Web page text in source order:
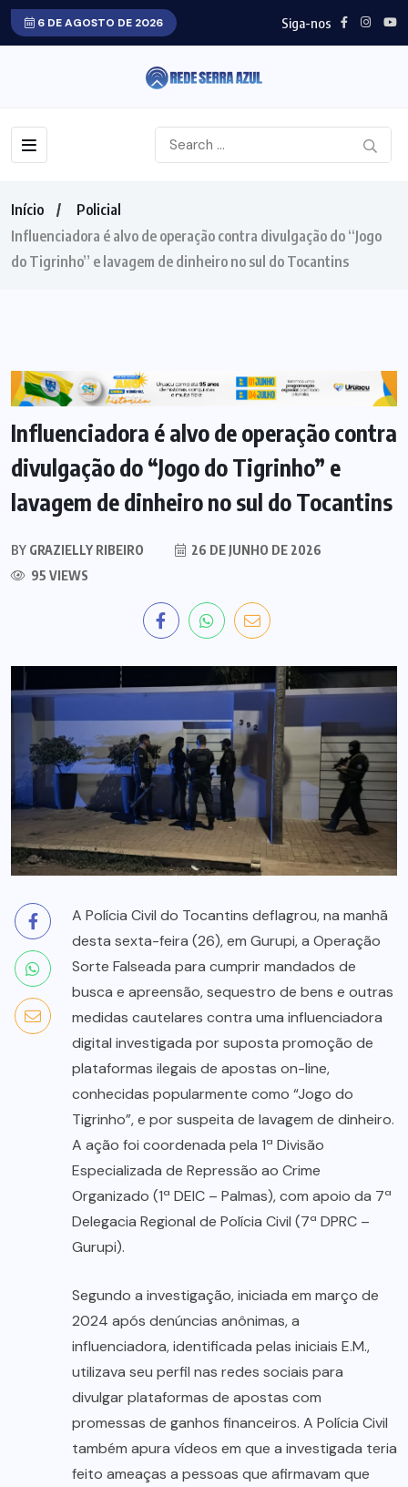
6 DE AGOSTO DE 2026 Siga-nos
Início
Policial
Influenciadora é alvo de operação contra divulgação do “Jogo
do Tigrinho” e lavagem de dinheiro no sul do Tocantins
POLICIAL INVESTIGAÇÃO SUL DO TOCANTINS
Influenciadora é alvo de operação contra
divulgação do “Jogo do Tigrinho” e
lavagem de dinheiro no sul do Tocantins
BY GRAZIELLY RIBEIRO
26 DE JUNHO DE 2026
95 VIEWS
A Polícia Civil do Tocantins deflagrou, na manhã
desta sexta-feira (26), em Gurupi, a Operação
Sorte Falseada para cumprir mandados de
busca e apreensão, sequestro de bens e outras
medidas cautelares contra uma influenciadora
digital investigada por suposta promoção de
plataformas ilegais de apostas on-line,
conhecidas popularmente como “Jogo do
Tigrinho”, e por suspeita de lavagem de dinheiro.
A ação foi coordenada pela 1ª Divisão
Especializada de Repressão ao Crime
Organizado (1ª DEIC – Palmas), com apoio da 7ª
Delegacia Regional de Polícia Civil (7ª DPRC –
Gurupi).
Segundo a investigação, iniciada em março de
2024 após denúncias anônimas, a
influenciadora, identificada pelas iniciais E.M.,
utilizava seu perfil nas redes sociais para
divulgar plataformas de apostas com
promessas de ganhos financeiros. A Polícia Civil
também apura vídeos em que a investigada teria
feito ameaças a pessoas que afirmavam que